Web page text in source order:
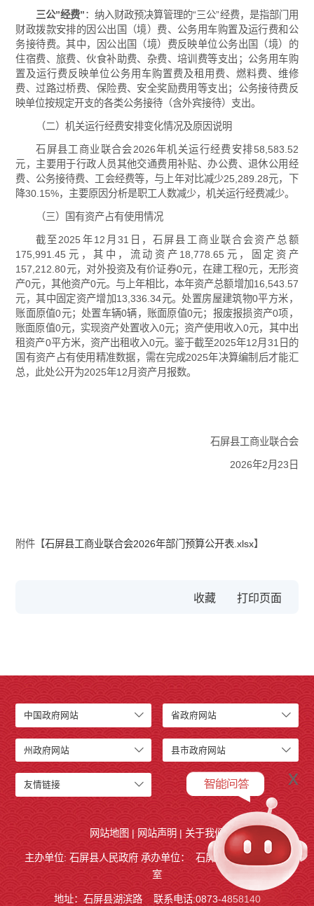
三公”经费”：纳入财政预决算管理的“三公”经费，是指部门用
财政拨款安排的因公出国（境）费、公务用车购置及运行费和公
务接待费。其中，因公出国（境）费反映单位公务出国（境）的
住宿费、旅费、伙食补助费、杂费、培训费等支出；公务用车购
置及运行费反映单位公务用车购置费及租用费、燃料费、维修
费、过路过桥费、保险费、安全奖励费用等支出；公务接待费反
映单位按规定开支的各类公务接待（含外宾接待）支出。
（二）机关运行经费安排变化情况及原因说明
石屏县工商业联合会2026年机关运行经费安排58,583.52
元，主要用于行政人员其他交通费用补贴、办公费、退休公用经
费、公务接待费、工会经费等，与上年对比减少25,289.28元，下
降30.15%，主要原因分析是职工人数减少，机关运行经费减少。
（三）国有资产占有使用情况
截至2025年12月31日，石屏县工商业联合会资产总额
175,991.45元，其中，流动资产18,778.65元，固定资产
157,212.80元，对外投资及有价证券0元，在建工程0元，无形资
产0元，其他资产0元。与上年相比，本年资产总额增加16,543.57
元，其中固定资产增加13,336.34元。处置房屋建筑物0平方米，
账面原值0元；处置车辆0辆，账面原值0元；报废报损资产0项，
账面原值0元，实现资产处置收入0元；资产使用收入0元，其中出
租资产0平方米，资产出租收入0元。鉴于截至2025年12月31日的
国有资产占有使用精准数据，需在完成2025年决算编制后才能汇
总，此处公开为2025年12月资产月报数。
石屏县工商业联合会
2026年2月23日
附件【石屏县工商业联合会2026年部门预算公开表.xlsx】
收藏
中国政府网站 省政府网站
州政府网站 县市政府网站
友情链接
网站地图 | 网站声明 | 关于我们
主办单位: 石屏县人民政府 承办单位： 石屏县人民政府
办公
室
地址：石屏县湖滨路 联系电话:0873-4858140
x